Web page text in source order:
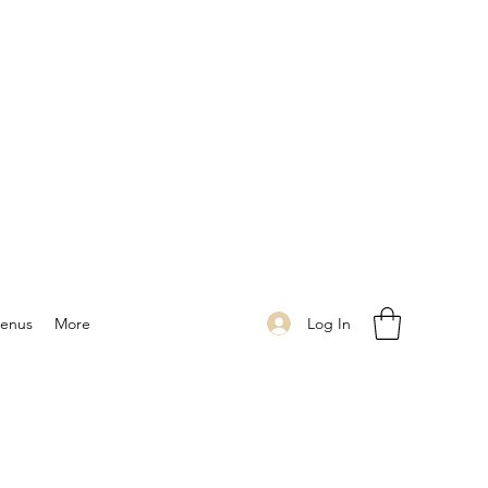
More Log In